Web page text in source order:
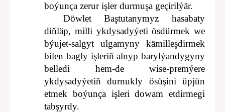
boýunça zerur işler durmuşa geçirilýär.
Döwlet Baştutanymyz hasabaty
diňläp, milli ykdysadyýeti ösdürmek we
býujet-salgyt ulgamyny kämilleşdirmek
bilen bagly işleriň alnyp barylýandygyny
belledi hem-de wise-premýere
ykdysadyýetiň durnukly ösüşini üpjün
etmek boýunça işleri dowam etdirmegi
tabşyrdy.